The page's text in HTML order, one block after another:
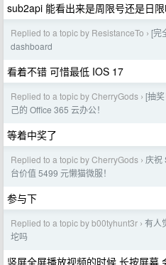
sub2api 能看出来是周限号还是日
Replied to a topic by ResistanceTo › [完
dashboard
看着不错 可惜最低 IOS 17
Replied to a topic by CherryGods › [抽
己的 Office 365 云办公！
等着中奖了
Replied to a topic by CherryGods › 庆祝
台价值 5499 元懒猫微服！
参与下
Replied to a topic by b00tyhunt3r › 有人
坨吗
竖屏全屏播放视频的时候 长按屏幕